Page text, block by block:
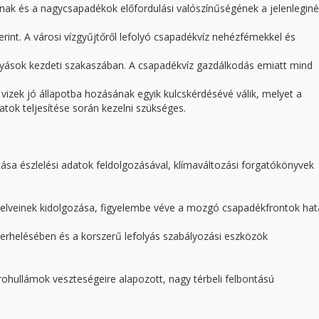
és a nagycsapadékok előfordulási valószínűségének a
A városi vízgyűjtőről lefolyó csapadékvíz nehézfémekkel és
kezdeti szakaszában. A csapadékvíz gazdálkodás emiatt mind
jó állapotba hozásának egyik kulcskérdésévé válik, melyet a
teljesítése során kezelni szükséges.
észlelési adatok feldolgozásával, klímaváltozási forgatókönyvek
kidolgozása, figyelembe véve a mozgó csapadékfrontok
és a korszerű lefolyás szabályozási eszközök
veszteségeire alapozott, nagy térbeli felbontású